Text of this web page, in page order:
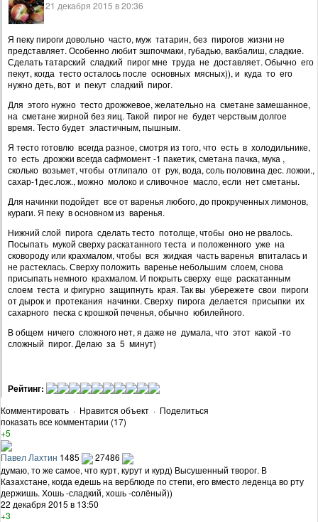
21 декабря 2015 в 20:36
Я пеку пироги довольно часто, муж татарин, без пирогов жизни не
представляет. Особенно любит эшпочмаки, губадью, вакбалиш, сладкие.
Сделать татарский сладкий пирог мне труда не доставляет. Обычно его
пекут, когда тесто осталось после основных мясных)), и куда то его
нужно деть, вот и пекут сладкий пирог.
Для этого нужно тесто дрожжевое, желательно на сметане замешанное,
на сметане жирной без яиц. Такой пирог не будет черствым долгое
время. Тесто будет эластичным, пышным.
Я тесто готовлю всегда разное, смотря из того, что есть в холодильнике,
то есть дрожжи всегда сафмомент -1 пакетик, сметана пачка, мука ,
сколько возьмет, чтобы отлипало от рук, вода, соль половина дес. ложки.,
сахар-1дес.лож., можно молоко и сливочное масло, если нет сметаны.
Для начинки подойдет все от варенья любого, до прокрученных лимонов,
кураги. Я пеку в основном из варенья.
Нижний слой пирога сделать тесто потолще, чтобы оно не рвалось.
Посыпать мукой сверху раскатанного теста и положенного уже на
сковороду или крахмалом, чтобы вся жидкая часть варенья впиталась и
не растеклась. Сверху положить варенье небольшим слоем, снова
присыпать немного крахмалом. И покрыть сверху еще раскатанным
слоем теста и фигурно защипнуть края. Так вы убережете свои пироги
от дырок и протекания начинки. Сверху пирога делается присыпки их
сахарного песка с крошкой печенья, обычно юбилейного.
В общем ничего сложного нет, я даже не думала, что этот какой -то
сложный пирог. Делаю за 5 минут)
Рейтинг:
Комментировать · Нравится объект · Поделиться
показать все комментарии (17)
+5
Павел Лахтин 1485
27486
думаю, то же самое, что курт, курут и курд) Высушенный творог. В
Казахстане, когда едешь на верблюде по степи, его вместо леденца во рту
держишь. Хошь -сладкий, хошь -солёный))
22 декабря 2015 в 13:50
+3